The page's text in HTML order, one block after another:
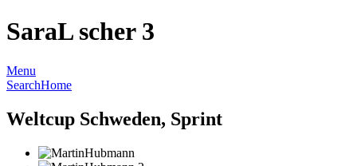
SaraL scher 3
Menu
SearchHome
Weltcup Schweden, Sprint